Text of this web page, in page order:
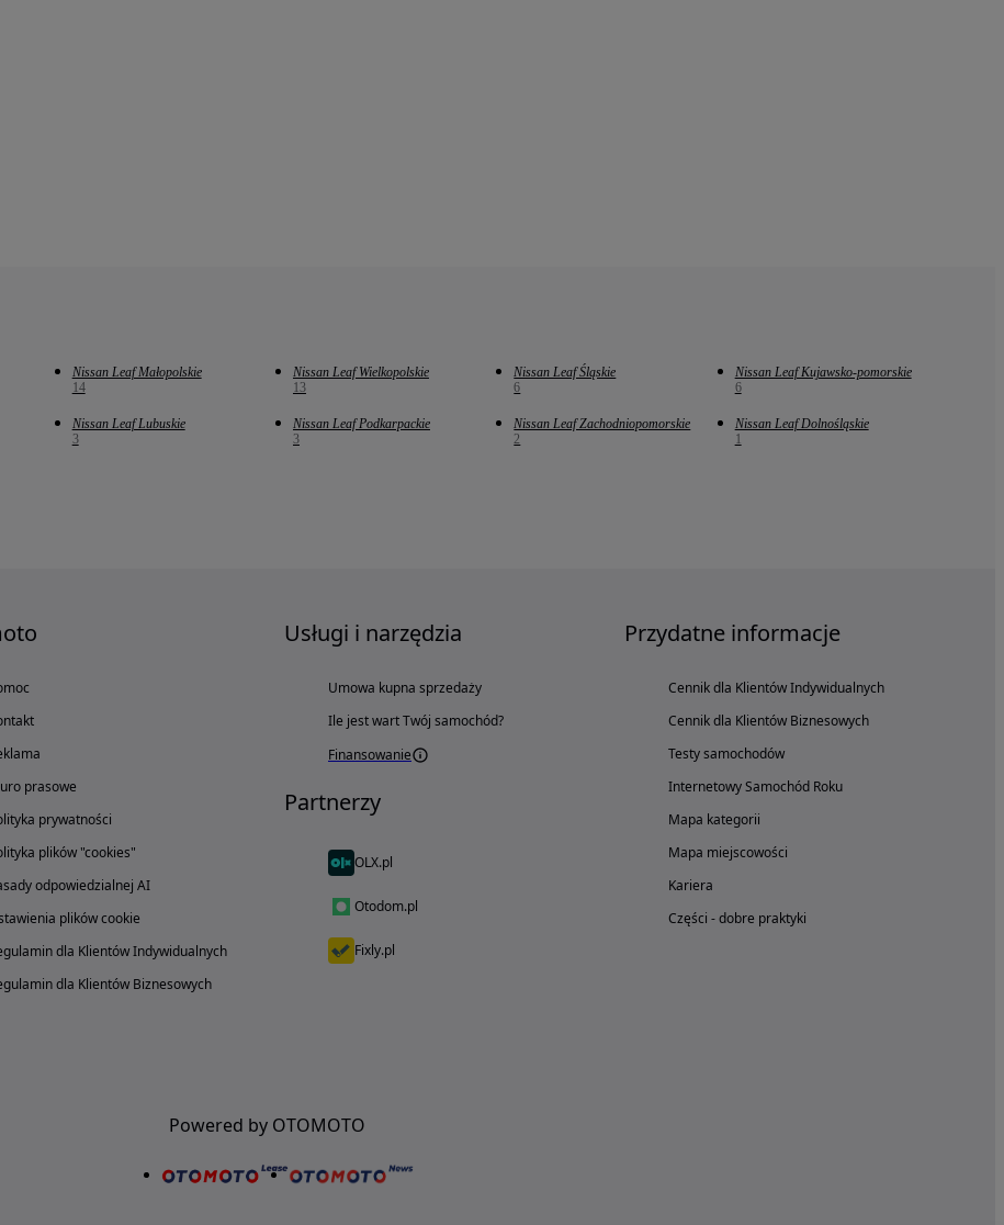
Nissan Leaf Małopolskie
14
Nissan Leaf Wielkopolskie
13
Nissan Leaf Śląskie
6
Nissan Leaf Kujawsko-pomorskie
6
Nissan Leaf Lubuskie
3
Nissan Leaf Podkarpackie
3
Nissan Leaf Zachodniopomorskie
2
Nissan Leaf Dolnośląskie
1
prasowe
prywatności
plików "cookies"
odpowiedzialnej AI
plików cookie
dla Klientów Indywidualnych
dla Klientów Biznesowych
Usługi i narzędzia
Umowa kupna sprzedaży
Ile jest wart Twój samochód?
Finansowanie
Partnerzy
OLX.pl
Otodom.pl
Fixly.pl
Przydatne informacje
Cennik dla Klientów Indywidualnych
Cennik dla Klientów Biznesowych
Testy samochodów
Internetowy Samochód Roku
Mapa kategorii
Mapa miejscowości
Kariera
Części - dobre praktyki
Powered by OTOMOTO